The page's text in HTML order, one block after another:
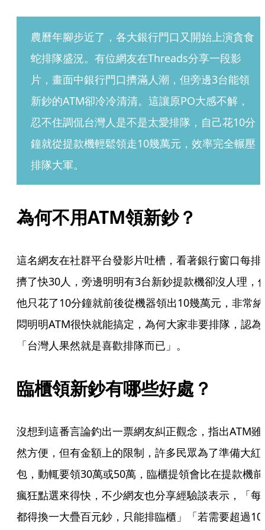
農曆年腳步近了，各大銀行門口又開始上演貪食
蛇排隊盛況。有位網友在Threads分享一段影
片，畫面中銀行門口擠滿人潮，但旁邊3台能領
新鈔的ATM卻冷冷清清。這讓原PO大感不解，
忍不住調侃台灣人是不是太愛排隊，自己花10分
鐘就從提款機輕鬆領走10幾萬元，效率完全輾壓
排隊大軍。
為何不用ATM領新鈔？
這名網友在社群平台發影片吐槽，看著銀行窗口每排
擠了快30人，旁邊明明有3台新鈔提款機卻沒人理，
他只花了10分鐘就前後從機器領出10幾萬元，非常納
悶明明ATM很快就能搞定，為何大家非要排隊，認為
「台灣人果然就是喜歡排隊而已」。
臨櫃領新鈔有哪些好處？
沒想到這番言論釣出一票網友糾正觀念，指出ATM雖
然方便，但有金額上的限制，許多民眾為了準備大紅
包，動輒要領30萬或50萬，臨櫃提領會比在提款機前
瘋狂點選來得快，不少網友也分享經驗談表示，「每
都得換一大疊百元鈔，只能排臨櫃」「若需要超過10